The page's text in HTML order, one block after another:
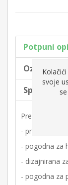
Potpuni
Oznake
Prednosti na
- praktična i
- pogodna za
- dizajnirana
- pogodna za
svoje